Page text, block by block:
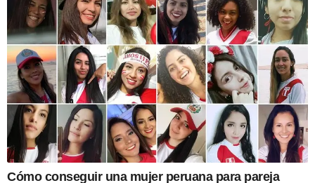
Cómo conseguir una mujer peruana para pareja